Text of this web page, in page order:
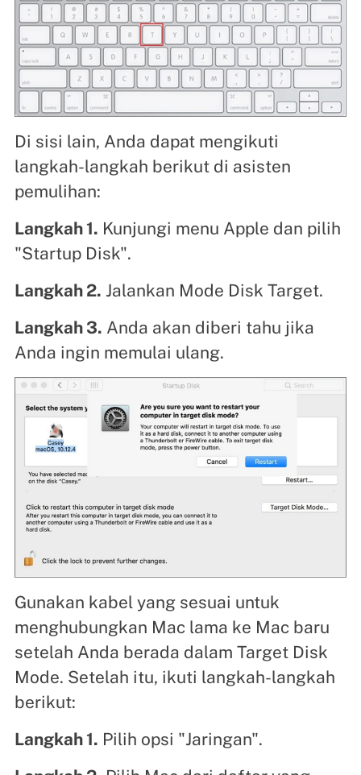
Di sisi lain, Anda dapat mengikuti
langkah-langkah berikut di asisten
pemulihan:
Langkah 1. Kunjungi menu Apple dan pilih
"Startup Disk".
Langkah 2. Jalankan Mode Disk Target.
Langkah 3. Anda akan diberi tahu jika
Anda ingin memulai ulang.
Gunakan kabel yang sesuai untuk
menghubungkan Mac lama ke Mac baru
setelah Anda berada dalam Target Disk
Mode. Setelah itu, ikuti langkah-langkah
berikut:
Langkah 1. Pilih opsi "Jaringan".